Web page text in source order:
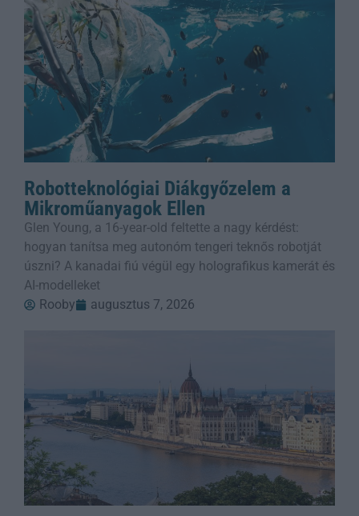
Robotteknológiai Diákgyőzelem a
Mikroműanyagok Ellen
Glen Young, a 16-year-old feltette a nagy kérdést:
hogyan tanítsa meg autonóm tengeri teknős robotját
úszni? A kanadai fiú végül egy holografikus kamerát és
AI-modelleket
Rooby
augusztus 7, 2026